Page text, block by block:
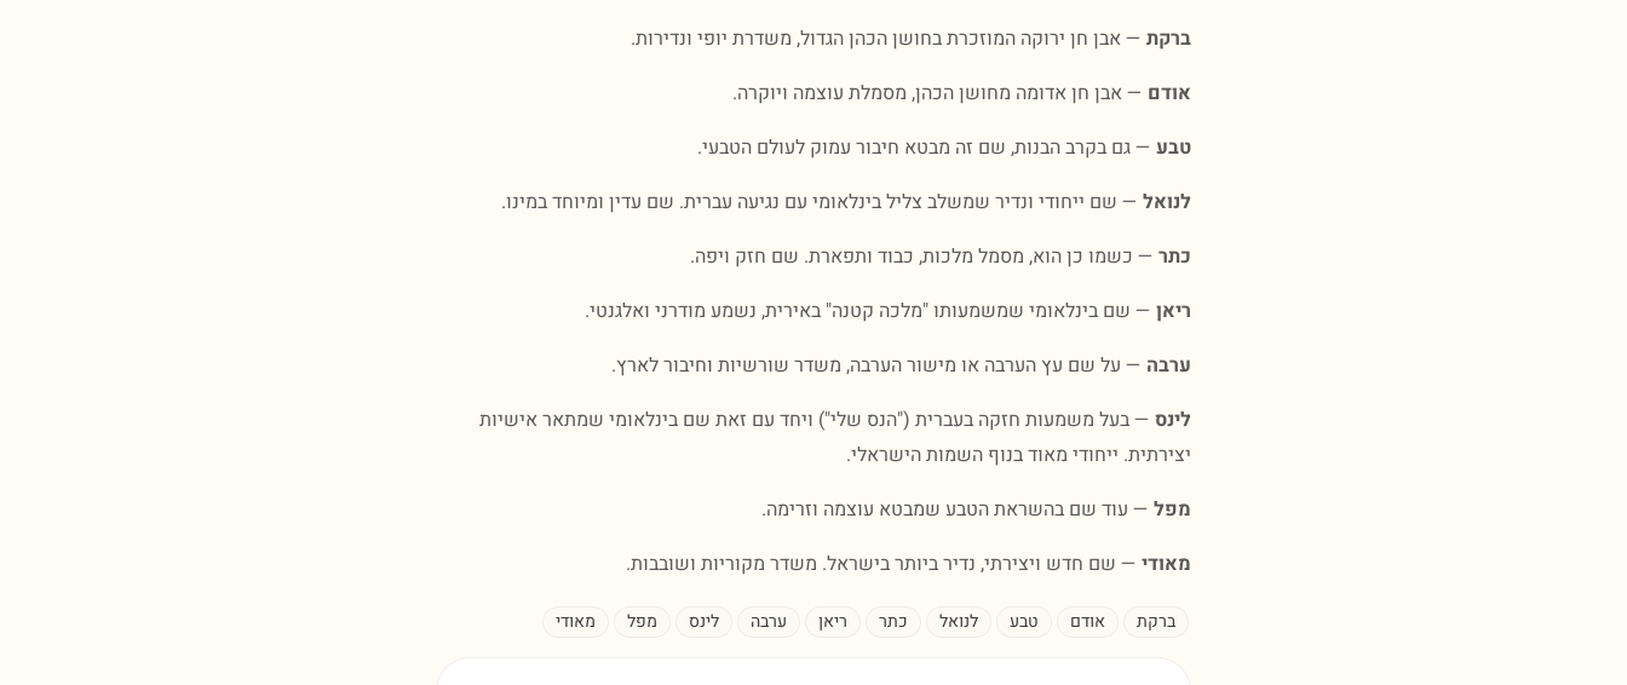
ברקת — אבן חן ירוקה המוזכרת בחושן הכהן הגדול, משדרת יופי ונדירות.
אודם — אבן חן אדומה מחושן הכהן, מסמלת עוצמה ויוקרה.
טבע — גם בקרב הבנות, שם זה מבטא חיבור עמוק לעולם הטבעי.
לנואל — שם ייחודי ונדיר שמשלב צליל בינלאומי עם נגיעה עברית. שם עדין ומיוחד במינו.
כתר — כשמו כן הוא, מסמל מלכות, כבוד ותפארת. שם חזק ויפה.
ריאן — שם בינלאומי שמשמעותו "מלכה קטנה" באירית, נשמע מודרני ואלגנטי.
ערבה — על שם עץ הערבה או מישור הערבה, משדר שורשיות וחיבור לארץ.
לינס — בעל משמעות חזקה בעברית ("הנס שלי") ויחד עם זאת שם בינלאומי שמתאר אישיות
יצירתית. ייחודי מאוד בנוף השמות הישראלי.
מפל — עוד שם בהשראת הטבע שמבטא עוצמה וזרימה.
מאודי — שם חדש ויצירתי, נדיר ביותר בישראל. משדר מקוריות ושובבות.
ברקת אודם טבע לנואל כתר ריאן ערבה לינס מפל מאודי